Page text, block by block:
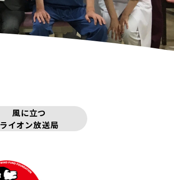
風に立つ
ライオン放送局